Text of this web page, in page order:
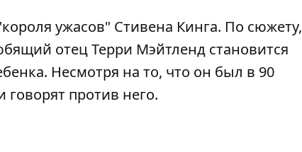
ужасов" Стивена Кинга. По сюжету,
отец Терри Мэйтленд становится
Несмотря на то, что он был в 90
говорят против него.